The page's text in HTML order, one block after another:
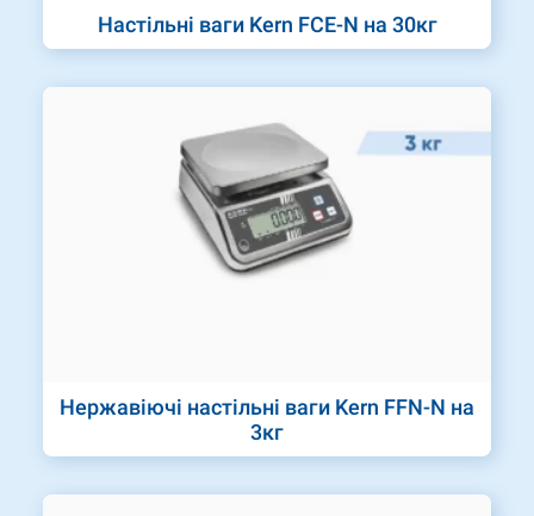
Настільні ваги Kern FCE-N на 30кг
Нержавіючі настільні ваги Kern FFN-N на
3кг